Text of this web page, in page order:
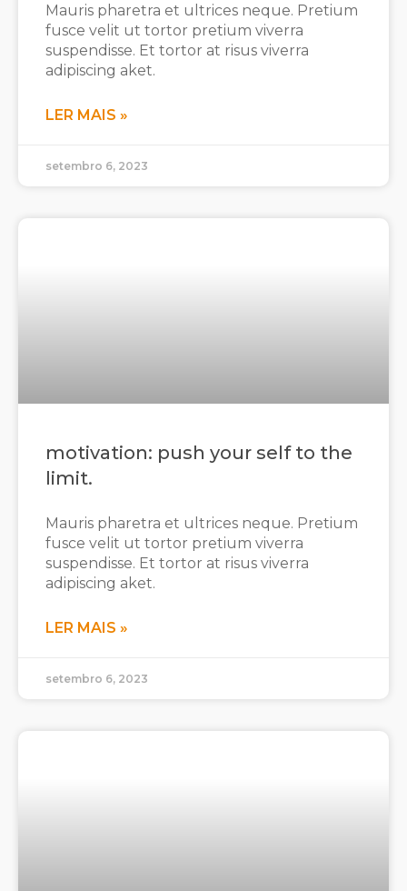
Mauris pharetra et ultrices neque. Pretium
fusce velit ut tortor pretium viverra
suspendisse. Et tortor at risus viverra
adipiscing aket.
LER MAIS »
setembro 6, 2023
motivation: push your self to the
limit.
Mauris pharetra et ultrices neque. Pretium
fusce velit ut tortor pretium viverra
suspendisse. Et tortor at risus viverra
adipiscing aket.
LER MAIS »
setembro 6, 2023